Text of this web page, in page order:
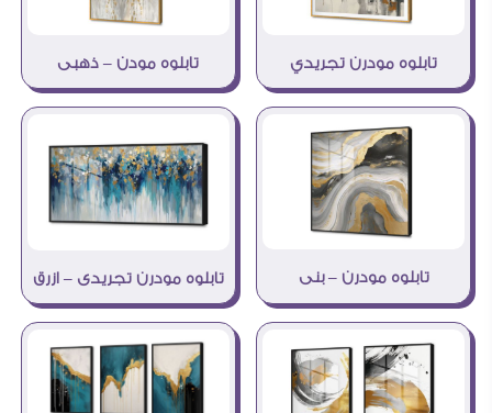
تابلوه مودرن تجريدي تابلوه مودن – ذهبى
تابلوه مودرن – بنى تابلوه مودرن تجريدى – ازرق